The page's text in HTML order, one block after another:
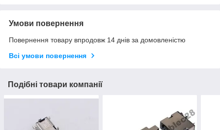
Умови повернення
Повернення товару впродовж 14 днів за домовленістю
Всі умови повернення
Подібні товари компанії